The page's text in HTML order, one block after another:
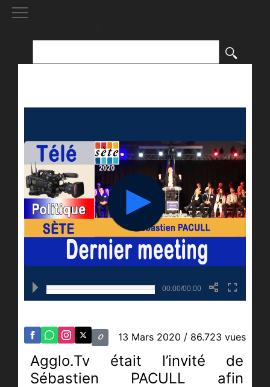
00:00/00:00
13 Mars 2020 / 86.723 vues
Agglo.Tv était l’invité de
Sébastien PACULL afin